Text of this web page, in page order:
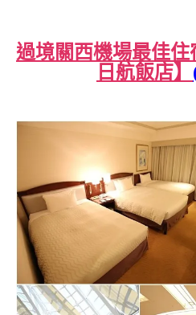
過境關西機場最佳
日航飯店】